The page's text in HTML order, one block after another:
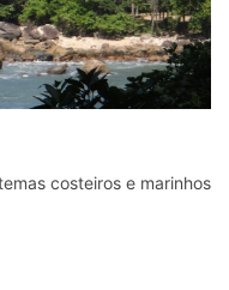
costeiros e marinhos